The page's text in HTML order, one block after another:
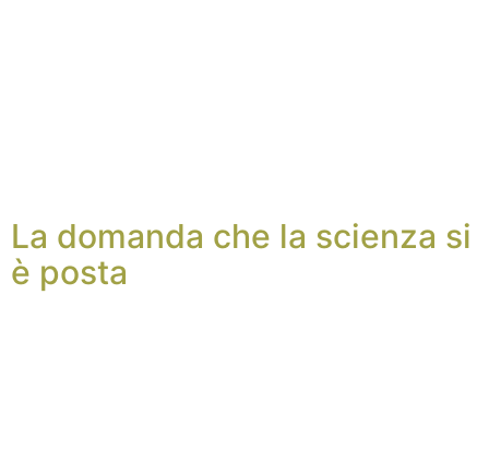
La domanda che la scienza si
è posta